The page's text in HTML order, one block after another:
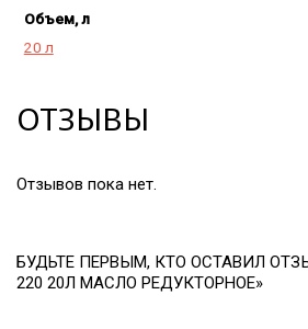
Объем, л
20 л
ОТЗЫВЫ
Отзывов пока нет.
БУДЬТЕ ПЕРВЫМ, КТО ОСТАВИЛ
220 20Л МАСЛО РЕДУКТОРНОЕ»